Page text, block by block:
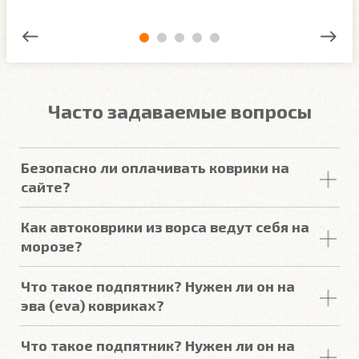
Часто задаваемые вопросы
Безопасно ли оплачивать коврики на
сайте?
данным вашей карты ни наш сайт, ни наши
сотрудники доступа не имеют.
Как автоковрики из ворса ведут себя на
морозе?
Что такое подпятник? Нужен ли он на
эва (eva) ковриках?
22х15см. Крепится к ковру на болтики.
Что такое подпятник? Нужен ли он на